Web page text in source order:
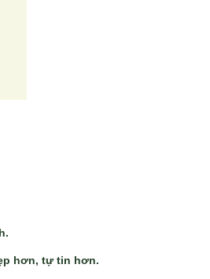
hơn, tự tin hơn.